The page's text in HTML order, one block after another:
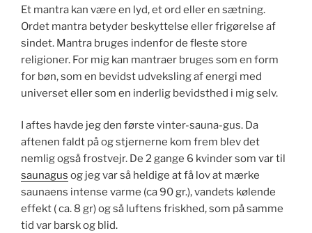
Et mantra kan være en lyd, et ord eller en sætning.
Ordet mantra betyder beskyttelse eller frigørelse af
sindet. Mantra bruges indenfor de fleste store
religioner. For mig kan mantraer bruges som en form
for bøn, som en bevidst udveksling af energi med
universet eller som en inderlig bevidsthed i mig selv.
I aftes havde jeg den første vinter-sauna-gus. Da
aftenen faldt på og stjernerne kom frem blev det
nemlig også frostvejr. De 2 gange 6 kvinder som var til
saunagus og jeg var så heldige at få lov at mærke
saunaens intense varme (ca 90 gr.), vandets kølende
effekt ( ca. 8 gr) og så luftens friskhed, som på samme
tid var barsk og blid.